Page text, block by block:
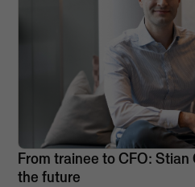
From trainee to CFO:
the future